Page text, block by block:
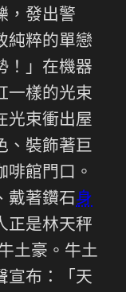
，發出警
純粹的單戀
！」在機器
一樣的光束
光束衝出屋
、裝飾著巨
啡館門口。
戴著鑽石身
正是林天秤
土豪。牛土
宣布：「天